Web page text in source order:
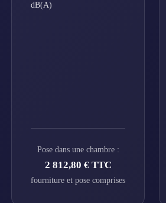
dB(A)
Pose dans une chambre :
2 812,80 € TTC
fourniture et pose comprises